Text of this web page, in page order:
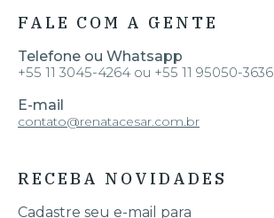
FALE COM A GENTE
Telefone ou Whatsapp
+55 11 3045-4264 ou +55 11 95050-3636
E-mail
contato@renatacesar.com.br
RECEBA NOVIDADES
Cadastre seu e-mail para